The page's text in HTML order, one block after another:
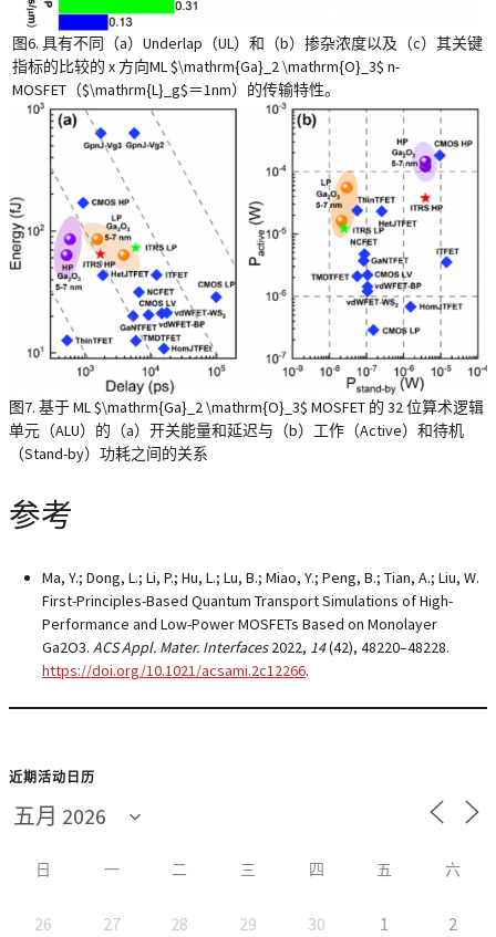
图6. 具有不同（a）Underlap（UL）和（b）掺杂浓度以及（c）其关键
指标的比较的 x 方向ML $\mathrm{Ga}_2 \mathrm{O}_3$ n-
MOSFET（$\mathrm{L}_g$＝1nm）的传输特性。
图7. 基于 ML $\mathrm{Ga}_2 \mathrm{O}_3$ MOSFET 的 32 位算术逻辑
单元（ALU）的（a）开关能量和延迟与（b）工作（Active）和待机
（Stand-by）功耗之间的关系
参考
Ma, Y.; Dong, L.; Li, P.; Hu, L.; Lu, B.; Miao, Y.; Peng, B.; Tian, A.; Liu, W.
First-Principles-Based Quantum Transport Simulations of High-
Performance and Low-Power MOSFETs Based on Monolayer
Ga2O3. ACS Appl. Mater. Interfaces 2022, 14(42), 48220–48228.
https://doi.org/10.1021/acsami.2c12266.
近期活动日历
日 一 二 三 四 五 六
26 27 28 29 30 1 2